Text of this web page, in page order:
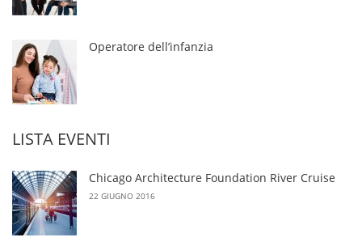
Operatore dell’infanzia
LISTA EVENTI
Chicago Architecture Foundation River Cruise
22 GIUGNO 2016